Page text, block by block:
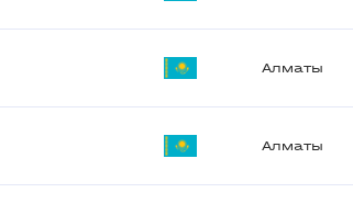
Алматы
Алматы